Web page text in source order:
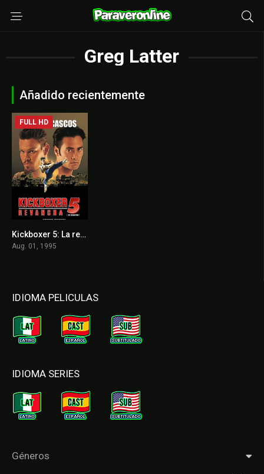
Greg Latter
Añadido recientemente
4
FULL HD
Kickboxer 5: La redención
Aug. 01, 1995
IDIOMA PELICULAS
IDIOMA SERIES
Géneros